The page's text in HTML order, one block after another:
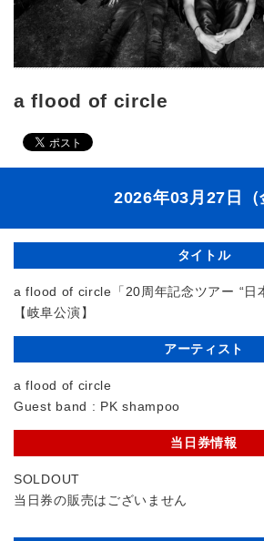
a flood of circle
2026年03月27日（
タイトル
a flood of circle「20周年記念ツアー “日
【岐阜公演】
アーティスト
a flood of circle
Guest band : PK shampoo
当日券情報
SOLDOUT
当日券の販売はございません